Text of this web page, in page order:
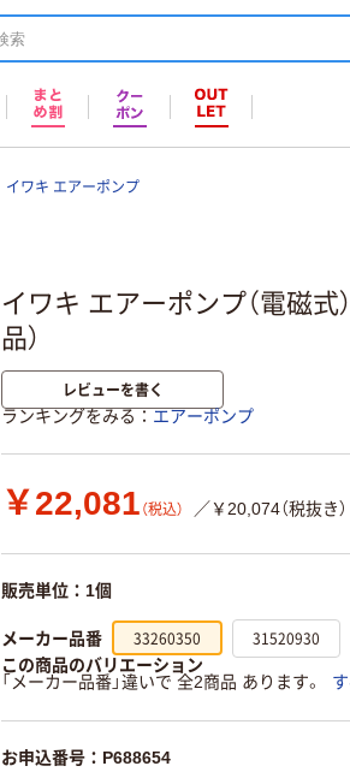
イワキ エアーポンプ
イワキ エアーポンプ（電磁式
品）
レビューを書く
ランキングをみる エアーポンプ
￥22,081 （税込） ／￥20,074（税抜き）
販売単位：1個
メーカー品番 33260350 31520930
この商品のバリエーション
「メーカー品番」違いで 全2商品 あります。
お申込番号：P688654